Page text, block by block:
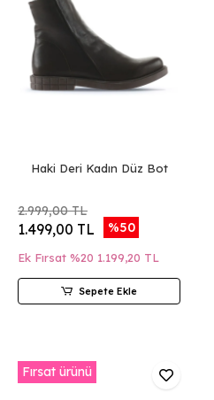
Haki Deri Kadın Düz Bot
2.999,00 TL
1.499,00 TL %50
Ek Fırsat %20 1.199,20 TL
Sepete Ekle
Fırsat ürünü